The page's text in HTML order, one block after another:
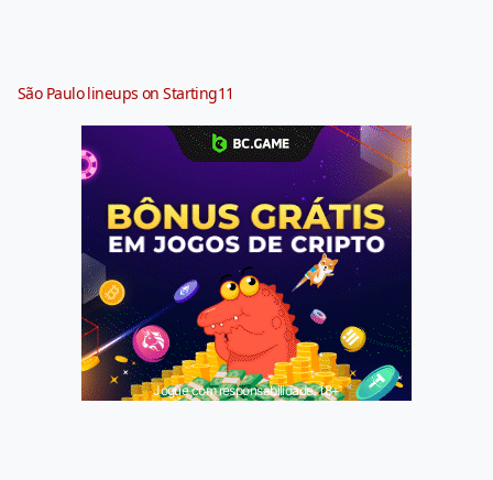
São Paulo lineups on Starting11
Jogue com responsabilidade. 18+